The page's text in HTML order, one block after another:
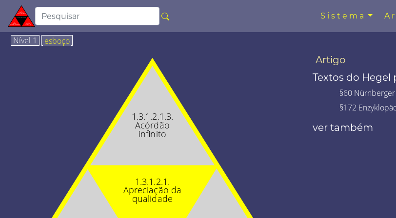
Sistema
Nível 1 esboço
1.3.1.2.1.
Apreciação da
qualidade
1.3.1.2.1.3.
Acórdão
infinito
Artigo
Textos do Hegel
§60
§172
ver também